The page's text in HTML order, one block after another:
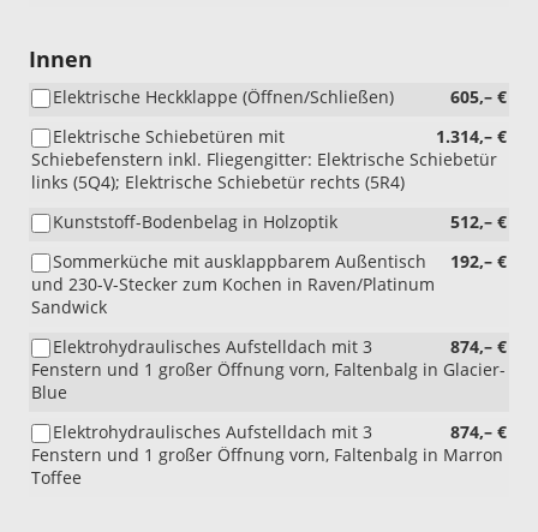
mit
Entriegelung
inklusive
Trailer
Assist
(Anhängerassistent),
Code:
1M9)
Innen
605,– €
Elektrische Heckklappe (Öffnen/Schließen)
1.314,– €
Elektrische Schiebetüren mit
Schiebefenstern inkl. Fliegengitter: Elektrische Schiebetür
links (5Q4); Elektrische Schiebetür rechts (5R4)
512,– €
Kunststoff-Bodenbelag in Holzoptik
192,– €
Sommerküche mit ausklappbarem Außentisch
und 230-V-Stecker zum Kochen in Raven/Platinum
Sandwick
874,– €
Elektrohydraulisches Aufstelldach mit 3
Fenstern und 1 großer Öffnung vorn, Faltenbalg in Glacier-
Blue
874,– €
Elektrohydraulisches Aufstelldach mit 3
Fenstern und 1 großer Öffnung vorn, Faltenbalg in Marron
Toffee